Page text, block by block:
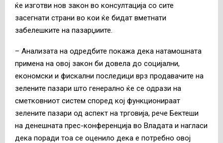
ќе изготви нов закон во консултација со сите
засегнати страни во кои ќе бидат вметнати
забелешките на пазарџиите.
– Анализата на одредбите покажа дека натамошната
примена на овој закон би довела до социјални,
економски и фискални последици врз продавачите на
зелените пазари што генерално ќе се одрази на
сметковниот систем според кој функционираат
зелените пазари од аспект на трговија, рече Бектеши
на денешната прес-конференција во Владата и нагласи
дека поради тоа се оценило дека е потребно овој